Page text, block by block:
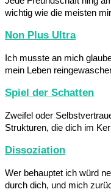
wichtig wie die meisten
Non Plus Ultra
Ich musste an mich
mein Leben
Spiel der Schatten
Zweifel oder
Strukturen, die dich im
Dissoziation
Wer behauptet ich würd
durch dich, und mich